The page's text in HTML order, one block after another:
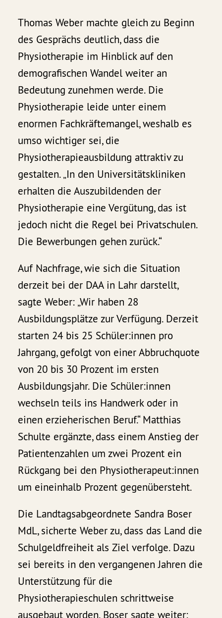
Thomas Weber machte gleich zu Beginn
des Gesprächs deutlich, dass die
Physiotherapie im Hinblick auf den
demografischen Wandel weiter an
Bedeutung zunehmen werde. Die
Physiotherapie leide unter einem
enormen Fachkräftemangel, weshalb es
umso wichtiger sei, die
Physiotherapieausbildung attraktiv zu
gestalten. „In den Universitätskliniken
erhalten die Auszubildenden der
Physiotherapie eine Vergütung, das ist
jedoch nicht die Regel bei Privatschulen.
Die Bewerbungen gehen zurück.“
Auf Nachfrage, wie sich die Situation
derzeit bei der DAA in Lahr darstellt,
sagte Weber: „Wir haben 28
Ausbildungsplätze zur Verfügung. Derzeit
starten 24 bis 25 Schüler:innen pro
Jahrgang, gefolgt von einer Abbruchquote
von 20 bis 30 Prozent im ersten
Ausbildungsjahr. Die Schüler:innen
wechseln teils ins Handwerk oder in
einen erzieherischen Beruf.“ Matthias
Schulte ergänzte, dass einem Anstieg der
Patientenzahlen um zwei Prozent ein
Rückgang bei den Physiotherapeut:innen
um eineinhalb Prozent gegenübersteht.
Die Landtagsabgeordnete Sandra Boser
MdL, sicherte Weber zu, dass das Land die
Schulgeldfreiheit als Ziel verfolge. Dazu
sei bereits in den vergangenen Jahren die
Unterstützung für die
Physiotherapieschulen schrittweise
ausgebaut worden. Boser sagte weiter: